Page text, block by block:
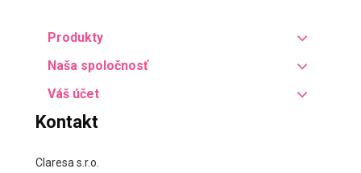
Produkty
Naša spoločnosť
Váš účet
Kontakt
Claresa s.r.o.